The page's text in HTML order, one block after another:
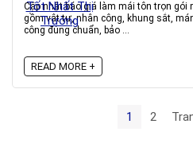
Cập nhật báo giá làm mái tôn trọn gói
gồm vật tư, nhân công, khung sắt,
công đúng chuẩn, bảo ...
READ MORE +
1 2